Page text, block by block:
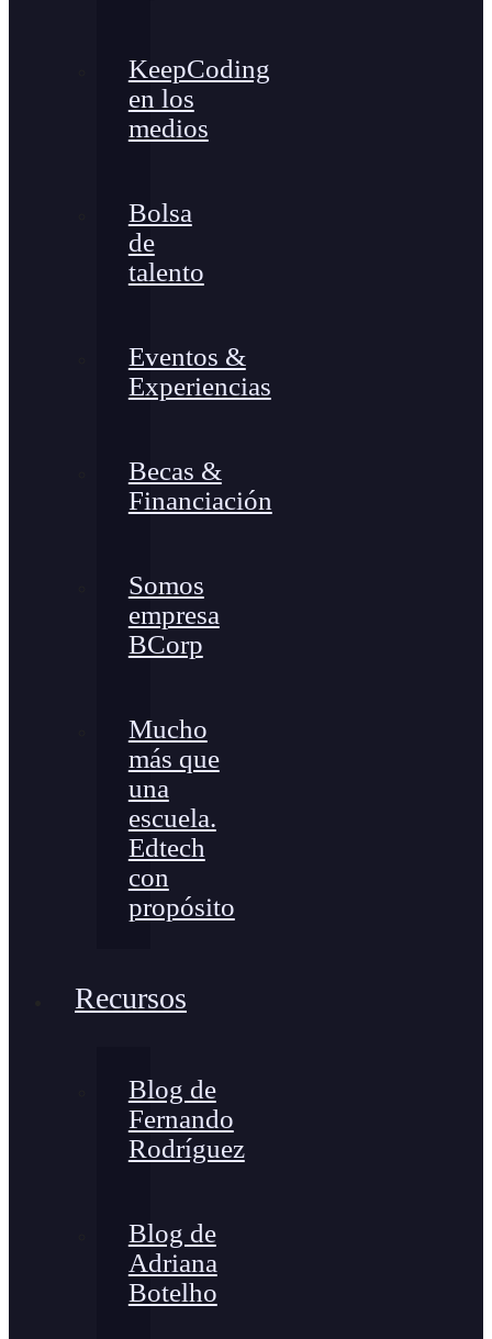
KeepCoding
en los
medios
Bolsa
de
talento
Eventos &
Experiencias
Becas &
Financiación
Somos
empresa
BCorp
Mucho
más que
una
escuela.
Edtech
con
propósito
Recursos
Blog de
Fernando
Rodríguez
Blog de
Adriana
Botelho